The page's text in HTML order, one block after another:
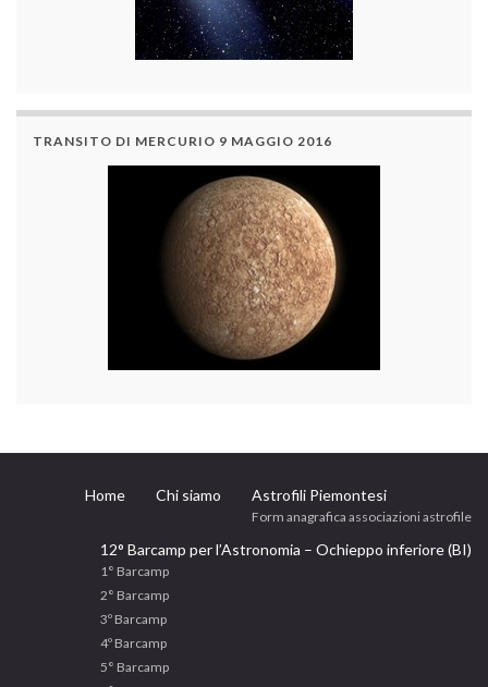
TRANSITO DI MERCURIO 9 MAGGIO 2016
Home Chi siamo Astrofili Piemontesi
Form anagrafica associazioni astrofile
12° Barcamp per l’Astronomia – Ochieppo inferiore (BI)
1° Barcamp
2° Barcamp
3º Barcamp
4º Barcamp
5° Barcamp